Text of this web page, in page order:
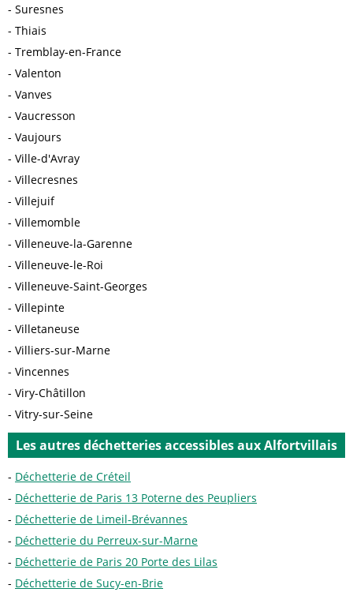
Suresnes
Thiais
Tremblay-en-France
Valenton
Vanves
Vaucresson
Vaujours
Ville-d'Avray
Villecresnes
Villejuif
Villemomble
Villeneuve-la-Garenne
Villeneuve-le-Roi
Villeneuve-Saint-Georges
Villepinte
Villetaneuse
Villiers-sur-Marne
Vincennes
Viry-Châtillon
Vitry-sur-Seine
Les autres déchetteries accessibles aux Alfortvillais
Déchetterie de Créteil
Déchetterie de Paris 13 Poterne des Peupliers
Déchetterie de Limeil-Brévannes
Déchetterie du Perreux-sur-Marne
Déchetterie de Paris 20 Porte des Lilas
Déchetterie de Sucy-en-Brie